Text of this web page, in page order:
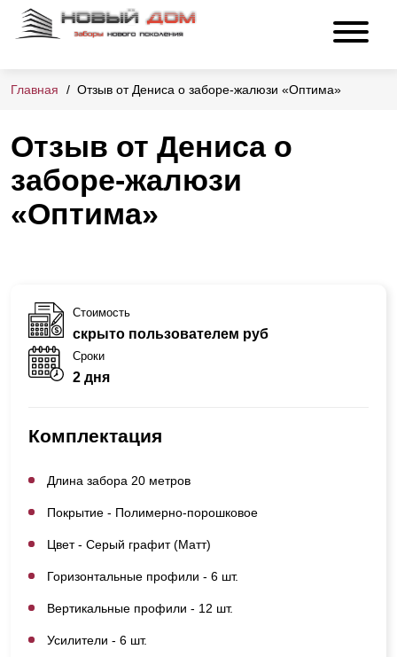
Главная Отзыв от Дениса о заборе-жалюзи «Оптима»
Отзыв от Дениса о
заборе-жалюзи
«Оптима»
Стоимость
скрыто пользователем руб
Сроки
2 дня
Комплектация
Длина забора 20 метров
Покрытие - Полимерно-порошковое
Цвет - Серый графит (Матт)
Горизонтальные профили - 6 шт.
Вертикальные профили - 12 шт.
Усилители - 6 шт.